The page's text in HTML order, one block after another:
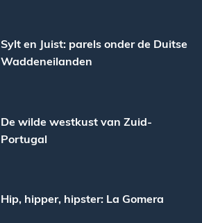
Sylt en Juist: parels onder de Duitse
Waddeneilanden
De wilde westkust van Zuid-
Portugal
Hip, hipper, hipster: La Gomera